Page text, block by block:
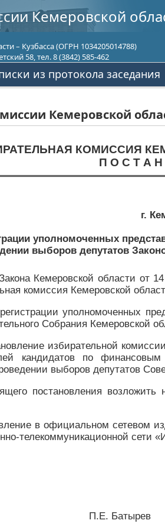
Кемеровской
– Кузбасса (ОГРН 1034205014788)
58, тел. 8 (3842) 585-462
из протокола заседания
Кемеровской
КОМИССИЯ
П О С Т А
г.
уполномоченных
выборов депутатов
Кемеровской области
комиссия Кемеровской
уполномоченных
Собрания Кемеровской
избирательной
кандидатов по
выборов депутатов
постановления
в официальном сетевом
телекоммуникационной сети
П.Е. Батырев